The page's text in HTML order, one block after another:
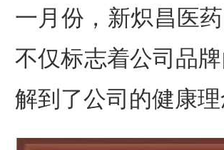
一月份，新炽昌医
不仅标志着公司品
解到了公司的健康